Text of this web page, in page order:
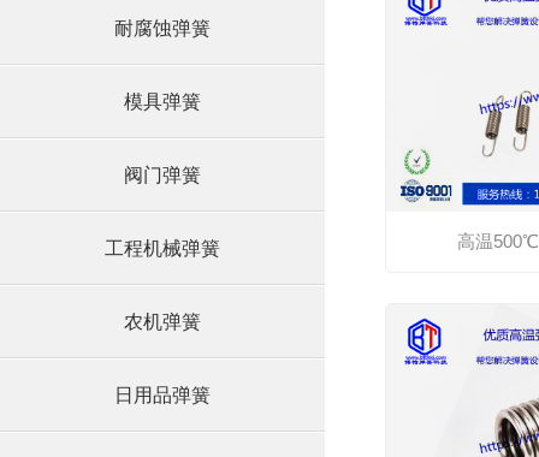
耐腐蚀弹簧
模具弹簧
阀门弹簧
工程机械弹簧
农机弹簧
日用品弹簧
高温